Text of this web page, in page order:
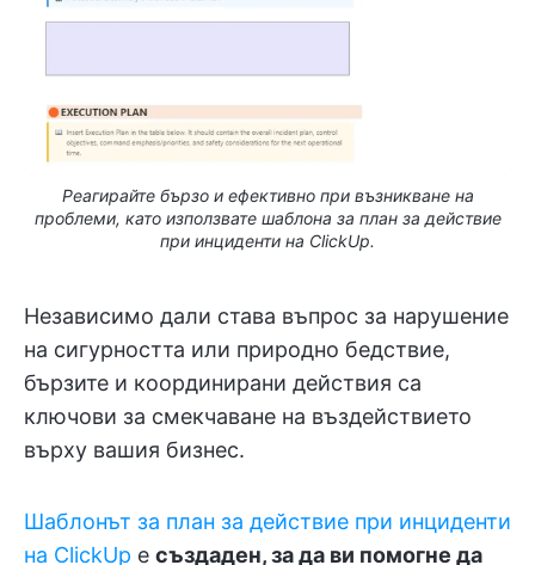
Реагирайте бързо и ефективно при възникване на
проблеми, като използвате шаблона за план за действие
при инциденти на ClickUp.
Независимо дали става въпрос за нарушение
на сигурността или природно бедствие,
бързите и координирани действия са
ключови за смекчаване на въздействието
върху вашия бизнес.
Шаблонът за план за действие при инциденти
на ClickUp е създаден, за да ви помогне да